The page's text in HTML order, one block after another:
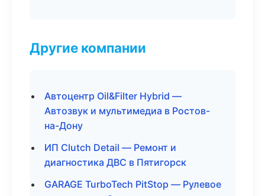
Другие компании
Автоцентр Oil&Filter Hybrid —
Автозвук и мультимедиа в Ростов-
на-Дону
ИП Clutch Detail — Ремонт и
диагностика ДВС в Пятигорск
GARAGE TurboTech PitStop — Рулевое